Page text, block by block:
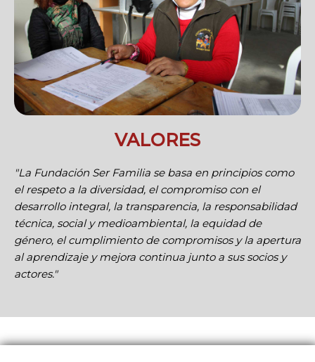
VALORES
"La Fundación Ser Familia se basa en principios como
el respeto a la diversidad, el compromiso con el
desarrollo integral, la transparencia, la responsabilidad
técnica, social y medioambiental, la equidad de
género, el cumplimiento de compromisos y la apertura
al aprendizaje y mejora continua junto a sus socios y
actores."